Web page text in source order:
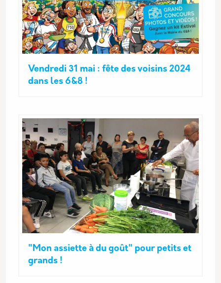
Vendredi 31 mai : fête des voisins 2024
dans les 6&8 !
"Mon assiette à du goût" pour petits et
grands !